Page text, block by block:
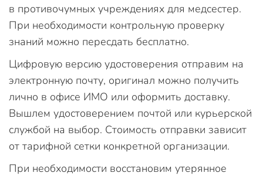
в противочумных учреждениях для медсестер.
При необходимости контрольную проверку
знаний можно пересдать бесплатно.
Цифровую версию удостоверения отправим на
электронную почту, оригинал можно получить
лично в офисе ИМО или оформить доставку.
Вышлем удостоверением почтой или курьерской
службой на выбор. Стоимость отправки зависит
от тарифной сетки конкретной организации.
При необходимости восстановим утерянное